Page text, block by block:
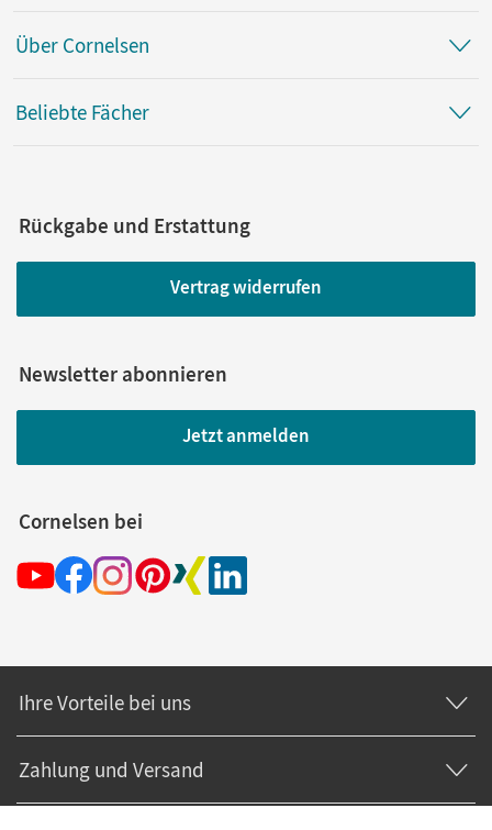
Über Cornelsen
Beliebte Fächer
Rückgabe und Erstattung
Vertrag widerrufen
Newsletter abonnieren
Jetzt anmelden
Cornelsen bei
Ihre Vorteile bei uns
Zahlung und Versand